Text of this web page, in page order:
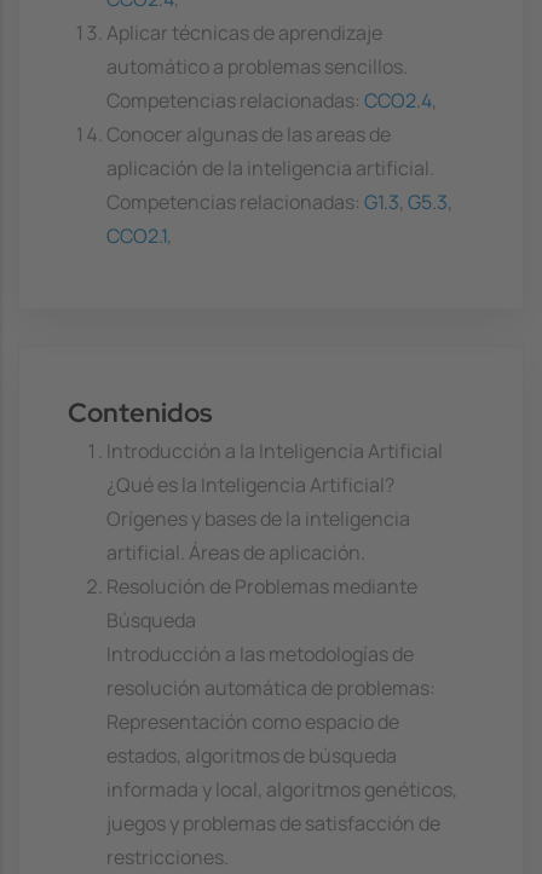
Aplicar técnicas de aprendizaje
automático a problemas sencillos.
Competencias relacionadas: CCO2.4,
Conocer algunas de las areas de
aplicación de la inteligencia artificial.
Competencias relacionadas: G1.3, G5.3,
CCO2.1,
Contenidos
Introducción a la Inteligencia Artificial
¿Qué es la Inteligencia Artificial?
Orígenes y bases de la inteligencia
artificial. Áreas de aplicación.
Resolución de Problemas mediante
Búsqueda
Introducción a las metodologías de
resolución automática de problemas:
Representación como espacio de
estados, algoritmos de búsqueda
informada y local, algoritmos genéticos,
juegos y problemas de satisfacción de
restricciones.